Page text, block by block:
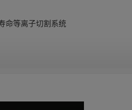
命等离子切割系统